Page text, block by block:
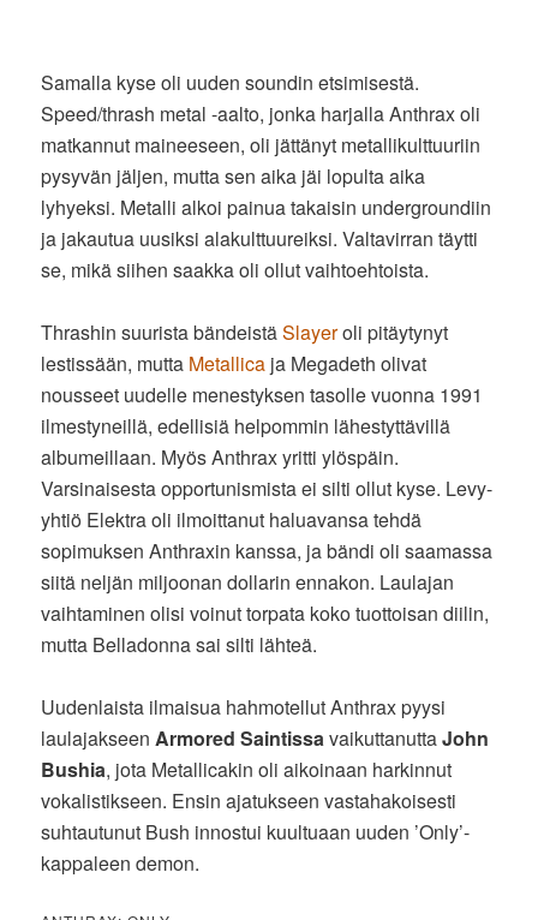
Samalla kyse oli uuden soundin etsimisestä.
Speed/thrash metal -aalto, jonka harjalla Anthrax oli
matkannut maineeseen, oli jättänyt metallikulttuuriin
pysyvän jäljen, mutta sen aika jäi lopulta aika
lyhyeksi. Metalli alkoi painua takaisin undergroundiin
ja jakautua uusiksi alakulttuureiksi. Valtavirran täytti
se, mikä siihen saakka oli ollut vaihtoehtoista.
Thrashin suurista bändeistäSlayeroli pitäytynyt
lestissään, mutta Metallica ja Megadeth olivat
nousseet uudelle menestyksen tasolle vuonna 1991
ilmestyneillä, edellisiä helpommin lähestyttävillä
albumeillaan. Myös Anthrax yritti ylöspäin.
Varsinaisesta opportunismista ei silti ollut kyse. Levy-
yhtiö Elektra oli ilmoittanut haluavansa tehdä
sopimuksen Anthraxin kanssa, ja bändi oli saamassa
siitä neljän miljoonan dollarin ennakon. Laulajan
vaihtaminen olisi voinut torpata koko tuottoisan diilin,
mutta Belladonna sai silti lähteä.
Uudenlaista ilmaisua hahmotellut Anthrax pyysi
laulajakseen Armored Saintissa vaikuttanuttaJohn
Bushia, jota Metallicakin oli aikoinaan harkinnut
vokalistikseen. Ensin ajatukseen vastahakoisesti
suhtautunut Bush innostui kuultuaan uuden ’Only’-
kappaleen demon.